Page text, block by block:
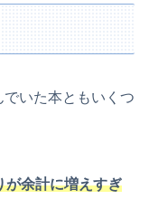
でいた本ともいくつ
が余計に増えすぎ